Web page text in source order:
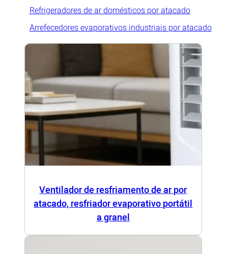
Refrigeradores de ar domésticos por atacado
Arrefecedores evaporativos industriais por atacado
Ventilador de resfriamento de ar por
atacado, resfriador evaporativo portátil
a granel